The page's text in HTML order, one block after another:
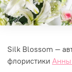
Silk Blossom —
флористики Анны